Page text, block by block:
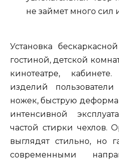
не займет много сил
Установка
гостиной, детской
кинотеатре,
изделий пользователи
ножек, быструю
интенсивной
частой стирки чехлов.
выглядят стильно, но
современными